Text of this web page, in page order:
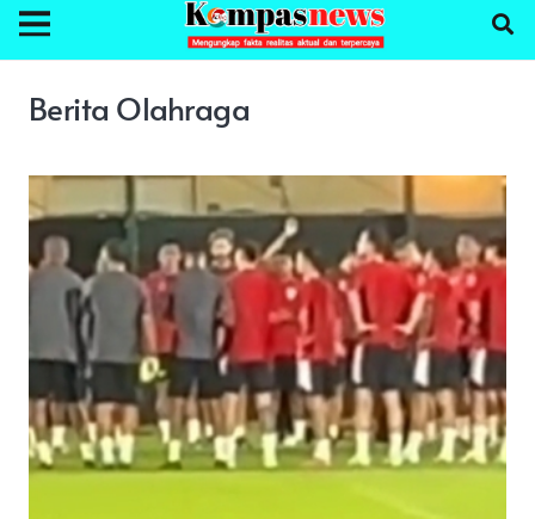
Berita Olahraga